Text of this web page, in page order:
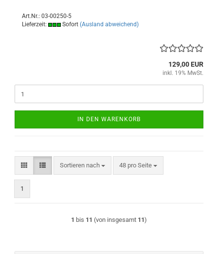
Art.Nr.: 03-00250-5
Lieferzeit:
Sofort (Ausland abweichend)
129,00 EUR
inkl. 19% MwSt.
IN DEN WARENKORB
Sortieren nach
Sortieren nach 48 pro Seite
pro Seite
1
1 bis 11 (von insgesamt 11)